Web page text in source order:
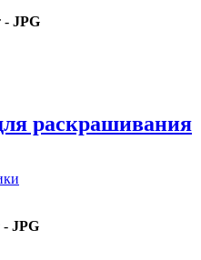
- JPG
раскрашивания
- JPG